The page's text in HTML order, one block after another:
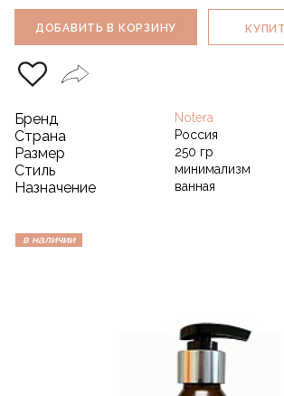
ДОБАВИТЬ В КОРЗИНУ
Бренд Notera
Страна Россия
Размер 250 гр
Стиль минимализм
Назначение ванная
в наличии